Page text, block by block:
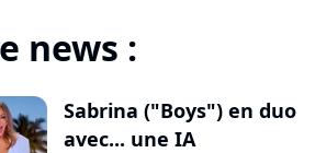
news :
Sabrina ("Boys") en duo
avec... une IA